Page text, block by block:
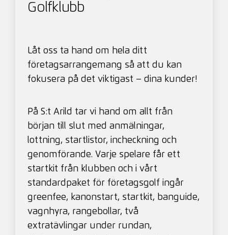
Golfklubb
Låt oss ta hand om hela ditt
företagsarrangemang så att du kan
fokusera på det viktigast – dina kunder!
På S:t Arild tar vi hand om allt från
början till slut med anmälningar,
lottning, startlistor, incheckning och
genomförande. Varje spelare får ett
startkit från klubben och i vårt
standardpaket för företagsgolf ingår
greenfee, kanonstart, startkit, banguide,
vagnhyra, rangebollar, två
extratävlingar under rundan,